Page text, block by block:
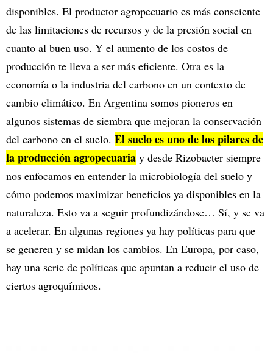
disponibles. El productor agropecuario es más consciente
de las limitaciones de recursos y de la presión social en
cuanto al buen uso. Y el aumento de los costos de
producción te lleva a ser más eficiente. Otra es la
economía o la industria del carbono en un contexto de
cambio climático. En Argentina somos pioneros en
algunos sistemas de siembra que mejoran la conservación
del carbono en el suelo. El suelo es uno de los pilares de
la producción agropecuaria y desde Rizobacter siempre
nos enfocamos en entender la microbiología del suelo y
cómo podemos maximizar beneficios ya disponibles en la
naturaleza. Esto va a seguir profundizándose… Sí, y se va
a acelerar. En algunas regiones ya hay políticas para que
se generen y se midan los cambios. En Europa, por caso,
hay una serie de políticas que apuntan a reducir el uso de
ciertos agroquímicos.